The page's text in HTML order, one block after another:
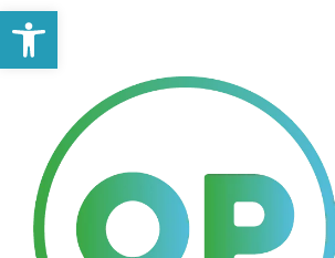
Abrir barra de herramientas